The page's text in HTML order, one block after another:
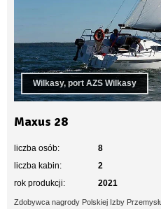
Wilkasy, port AZS Wilkasy
Maxus 28
liczba osób:
8
liczba kabin:
2
rok produkcji:
2021
Zdobywca nagrody Polskiej Izby